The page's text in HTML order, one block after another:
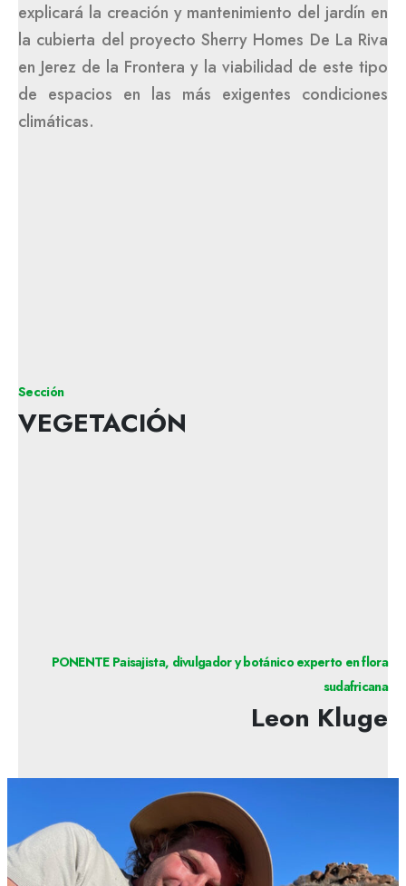
explicará la creación y mantenimiento del jardín en
la cubierta del proyecto Sherry Homes De La Riva
en Jerez de la Frontera y la viabilidad de este tipo
de espacios en las más exigentes condiciones
climáticas.
Sección
VEGETACIÓN
PONENTE Paisajista, divulgador y botánico experto en flora
sudafricana
Leon Kluge